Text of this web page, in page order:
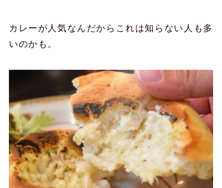
カレーが人気なんだからこれは知らない人も多
いのかも。